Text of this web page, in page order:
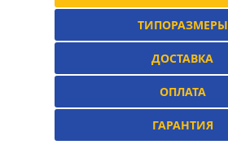
ТИПОРАЗМЕРЫ
ДОСТАВКА
ОПЛАТА
ГАРАНТИЯ